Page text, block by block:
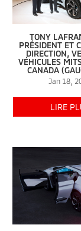
TONY
PRÉSIDENT ET
DIRECTION,
VÉHICULES
CANADA
VINCENT COBEE,
MONDIAL
PLANIFICATION,
MOTORS CORP.,
LE VÉHICULE
EVOLUTION
Jan 18,
LIRE